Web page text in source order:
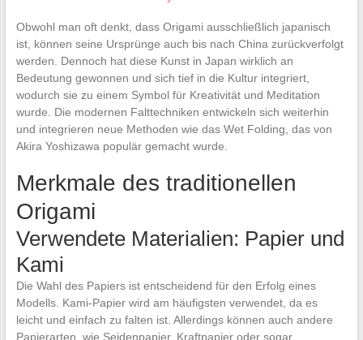
Obwohl man oft denkt, dass Origami ausschließlich japanisch
ist, können seine Ursprünge auch bis nach China zurückverfolgt
werden. Dennoch hat diese Kunst in Japan wirklich an
Bedeutung gewonnen und sich tief in die Kultur integriert,
wodurch sie zu einem Symbol für Kreativität und Meditation
wurde. Die modernen Falttechniken entwickeln sich weiterhin
und integrieren neue Methoden wie das Wet Folding, das von
Akira Yoshizawa populär gemacht wurde.
Merkmale des traditionellen
Origami
Verwendete Materialien: Papier und
Kami
Die Wahl des Papiers ist entscheidend für den Erfolg eines
Modells. Kami-Papier wird am häufigsten verwendet, da es
leicht und einfach zu falten ist. Allerdings können auch andere
Papierarten, wie Seidenpapier, Kraftpapier oder sogar